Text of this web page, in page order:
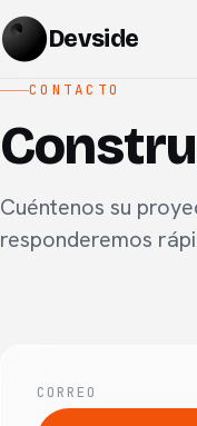
Devside
CONTACTO
Cuéntenos su
responderemos
CORREO